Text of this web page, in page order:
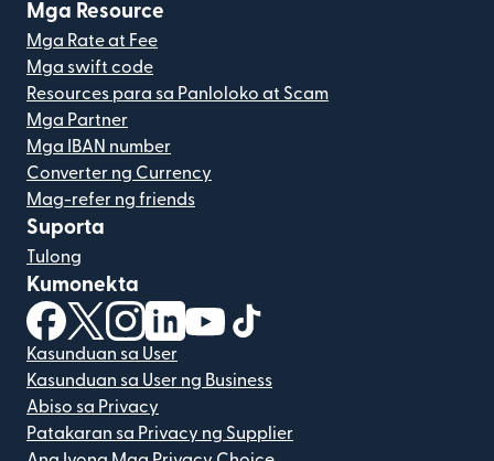
Mga Resource
Mga Rate at Fee
Mga swift code
Resources para sa Panloloko at Scam
Mga Partner
Mga IBAN number
Converter ng Currency
Mag-refer ng friends
Suporta
Tulong
Kumonekta
(bubukas sa bagong window)
(bubukas sa bagong window)
(bubukas sa bagong window)
(bubukas sa bagong window)
(bubukas sa bagong window)
Kasunduan sa User
Kasunduan sa User ng Business
Abiso sa Privacy
Patakaran sa Privacy ng Supplier